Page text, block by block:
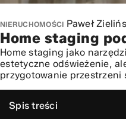
NIERUCHOMOŚCI Paweł
Home staging
Home staging jako
estetyczne odświeżenie,
przygotowanie przestrzeni
Spis treści